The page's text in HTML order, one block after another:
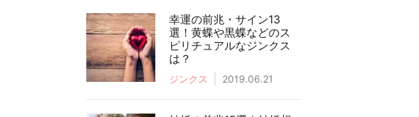
幸運の前兆・サイン13
選！黄蝶や黒蝶などのス
ピリチュアルなジンクス
は？
ジンクス 2019.06.21